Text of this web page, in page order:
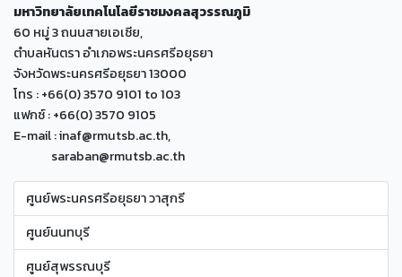
มหาวิทยาลัยเทคโนโลยีราชมงคลสุวรรณภูมิ
60 หมู่ 3 ถนนสายเอเซีย,
ตำบลหันตรา อำเภอพระนครศรีอยุธยา
จังหวัดพระนครศรีอยุธยา 13000
โทร : +66(0) 3570 9101 to 103
แฟกซ์ : +66(0) 3570 9105
E-mail : inaf@rmutsb.ac.th,
saraban@rmutsb.ac.th
ศูนย์พระนครศรีอยุธยา วาสุกรี
ศูนย์นนทบุรี
ศูนย์สุพรรณบุรี